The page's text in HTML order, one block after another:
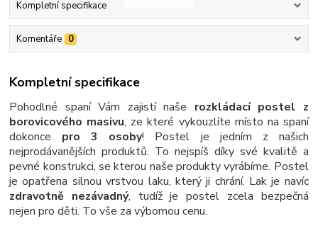
Kompletní specifikace
Komentáře 0
Kompletní specifikace
Pohodlné spaní Vám zajistí naše rozkládací postel z
borovicového masivu, ze které vykouzlíte místo na spaní
dokonce pro 3 osoby! Postel je jedním z našich
nejprodávanějších produktů. To nejspíš díky své kvalitě a
pevné konstrukci, se kterou naše produkty vyrábíme. Postel
je opatřena silnou vrstvou laku, který ji chrání. Lak je navíc
zdravotně nezávadný, tudíž je postel zcela bezpečná
nejen pro děti. To vše za výbornou cenu.